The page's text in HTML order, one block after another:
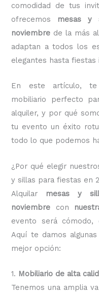
comodidad de tus
ofrecemos mesas y
noviembre de la más
adaptan a todos los
elegantes hasta fiestas
En este artículo,
mobiliario perfecto
alquiler, y por qué
tu evento un éxito
todo lo que podemos
¿Por qué elegir
y sillas para fiestas en
Alquilar mesas y
noviembre con
evento será cómodo,
Aquí te damos
mejor opción:
1. Mobiliario de alta
Tenemos una amplia